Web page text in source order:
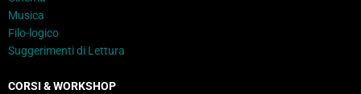
Musica
Filo-logico
Suggerimenti di Lettura
CORSI & WORKSHOP